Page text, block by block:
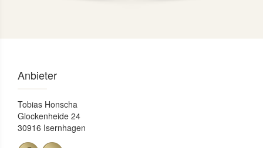
Anbieter
Tobias Honscha
Glockenheide 24
30916 Isernhagen